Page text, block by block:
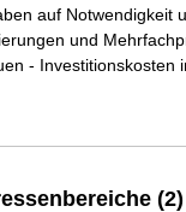
auf Notwendigkeit
und
- Investitionskosten
(2)